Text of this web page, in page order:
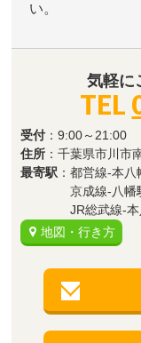
い。
気軽に
TEL
受付 ：9:00～
住所 ：千葉県市川市
最寄駅 ：都営線-本八
京成線-八幡
JR総武線-本
地図・行き方